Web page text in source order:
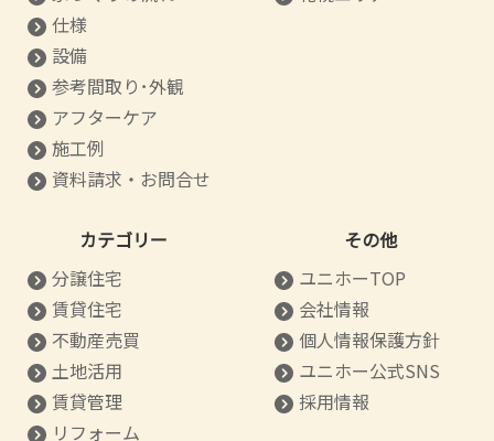
仕様
設備
参考間取り･外観
アフターケア
施工例
資料請求・お問合せ
カテゴリー
分譲住宅
賃貸住宅
不動産売買
土地活用
賃貸管理
リフォーム
その他
ユニホーTOP
会社情報
個人情報保護方針
ユニホー公式SNS
採用情報